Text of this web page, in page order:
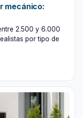
mecánico:
2.500 y 6.000
por tipo de